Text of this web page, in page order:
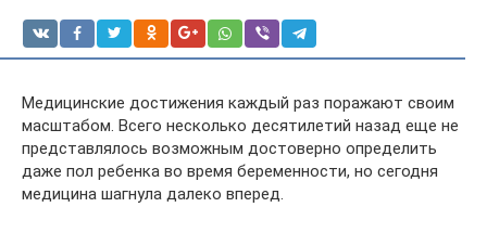
Медицинские достижения каждый раз поражают своим
масштабом. Всего несколько десятилетий назад еще не
представлялось возможным достоверно определить
даже пол ребенка во время беременности, но сегодня
медицина шагнула далеко вперед.